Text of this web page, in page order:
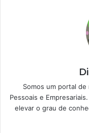
Somos um portal
Pessoais e
elevar o grau de